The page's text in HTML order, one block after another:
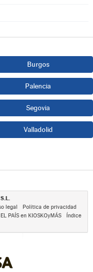
Burgos
Palencia
Segovia
Valladolid
legal
Política de privacidad
EL PAÍS en KIOSKOyMÁS
Índice